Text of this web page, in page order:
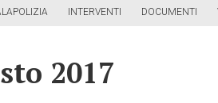
INTERVENTI DOCUMENTI
2017